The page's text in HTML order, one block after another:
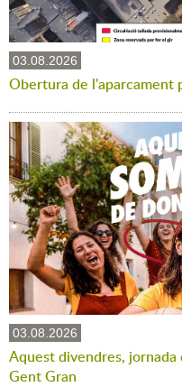
03.08.2026
Obertura de l'aparcament
03.08.2026
Aquest divendres, jornada
Gent Gran